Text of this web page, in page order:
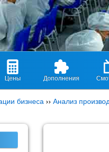
Цены Дополнения
бизнеса ›› Анализ